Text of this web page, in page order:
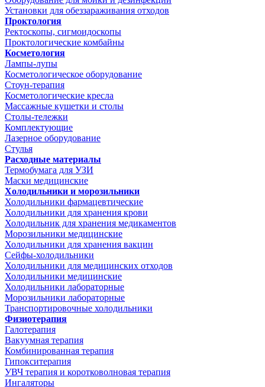
Установки для обеззараживания отходов
Проктология
Ректоскопы, сигмоидоскопы
Проктологические комбайны
Косметология
Лампы-лупы
Косметологическое оборудование
Стоун-терапия
Косметологические кресла
Массажные кушетки и столы
Столы-тележки
Комплектующие
Лазерное оборудование
Стулья
Расходные материалы
Термобумага для УЗИ
Маски медицинские
Холодильники и морозильники
Холодильники фармацевтические
Холодильники для хранения крови
Холодильник для хранения медикаментов
Морозильники медицинские
Холодильники для хранения вакцин
Сейфы-холодильники
Холодильники для медицинских отходов
Холодильники медицинские
Холодильники лабораторные
Морозильники лабораторные
Транспортировочные холодильники
Физиотерапия
Галотерапия
Вакуумная терапия
Комбинированная терапия
Гипокситерапия
УВЧ терапия и коротковолновая терапия
Ингаляторы